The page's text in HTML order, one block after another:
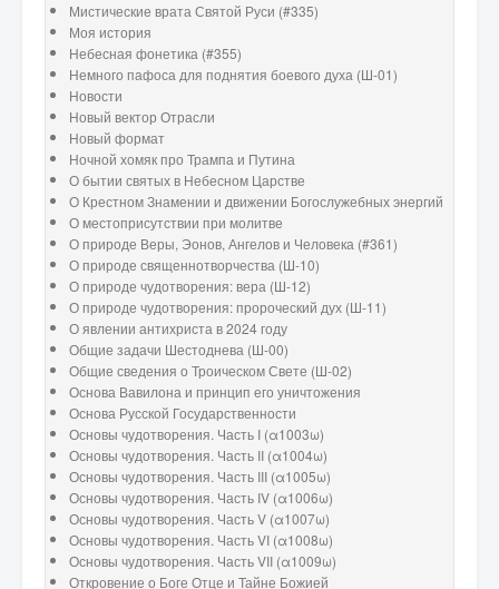
Мистические врата Святой Руси (#335)
Моя история
Небесная фонетика (#355)
Немного пафоса для поднятия боевого духа (Ш-01)
Новости
Новый вектор Отрасли
Новый формат
Ночной хомяк про Трампа и Путина
О бытии святых в Небесном Царстве
О Крестном Знамении и движении Богослужебных энергий
О местоприсутствии при молитве
О природе Веры, Эонов, Ангелов и Человека (#361)
О природе священнотворчества (Ш-10)
О природе чудотворения: вера (Ш-12)
О природе чудотворения: пророческий дух (Ш-11)
О явлении антихриста в 2024 году
Общие задачи Шестоднева (Ш-00)
Общие сведения о Троическом Свете (Ш-02)
Основа Вавилона и принцип его уничтожения
Основа Русской Государственности
Основы чудотворения. Часть I (α1003ω)
Основы чудотворения. Часть II (α1004ω)
Основы чудотворения. Часть III (α1005ω)
Основы чудотворения. Часть IV (α1006ω)
Основы чудотворения. Часть V (α1007ω)
Основы чудотворения. Часть VI (α1008ω)
Основы чудотворения. Часть VII (α1009ω)
Откровение о Боге Отце и Тайне Божией